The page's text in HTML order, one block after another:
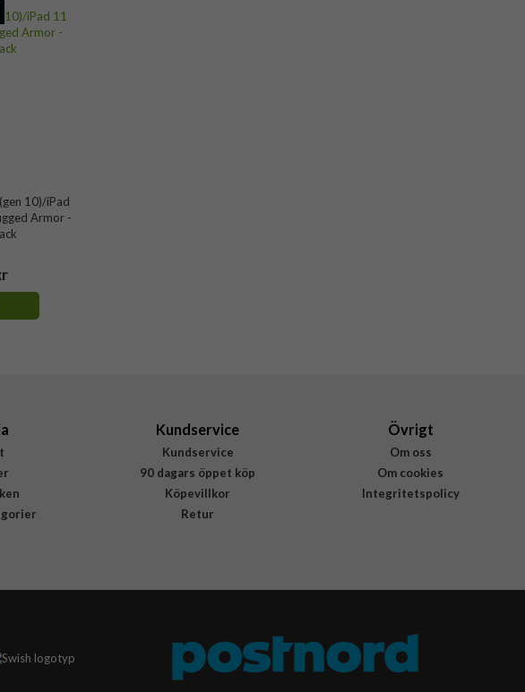
10)/iPad
Armor -
Kundservice
Kundservice
90 dagars öppet köp
Köpevillkor
Retur
Övrigt
Om oss
Om cookies
Integritetspolicy